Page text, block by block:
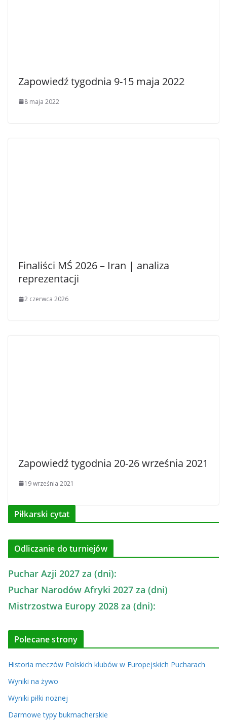
Zapowiedź tygodnia 9-15 maja 2022
8 maja 2022
Finaliści MŚ 2026 – Iran | analiza
reprezentacji
2 czerwca 2026
Zapowiedź tygodnia 20-26 września 2021
19 września 2021
Piłkarski cytat
Odliczanie do turniejów
Puchar Azji 2027 za (dni):
Puchar Narodów Afryki 2027 za (dni)
Mistrzostwa Europy 2028 za (dni):
Polecane strony
Historia meczów Polskich klubów w Europejskich Pucharach
Wyniki na żywo
Wyniki piłki nożnej
Darmowe typy bukmacherskie